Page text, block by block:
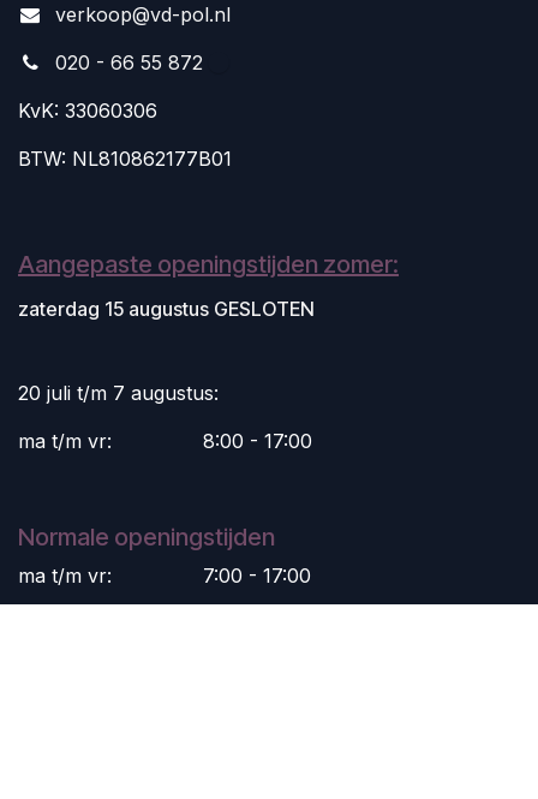
verkoop@vd-pol.nl
020 - 66 55 872
KvK: 33060306
BTW: NL810862177B01
Aangepaste openingstijden zomer:
zaterdag 15 augustus GESLOTEN
20 juli t/m 7 augustus:
ma t/m vr:
​8:00 - 17:00
Normale openingstijden
ma t/m vr:
​7:00 - 17:00